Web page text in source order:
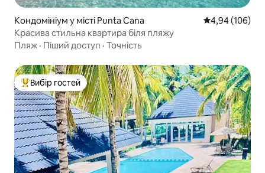
Кондомініум у місті Punta Cana Середня
4,94 (106)
Красива стильна квартира біля пляжу
Пляж · Піший доступ · Точність
Топ вибір гостей
Вибір гостей